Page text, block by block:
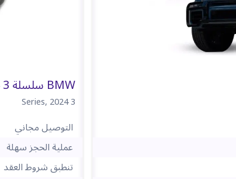
BMW سلسلة 3 2024
3 Series
,2024
التوصيل مجاني
عملية الحجز سهلة
تنطبق شروط العقد